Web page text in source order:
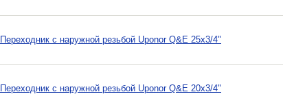
Переходник с наружной резьбой Uponor Q&E 25х3/4"
Переходник с наружной резьбой Uponor Q&E 20х3/4"